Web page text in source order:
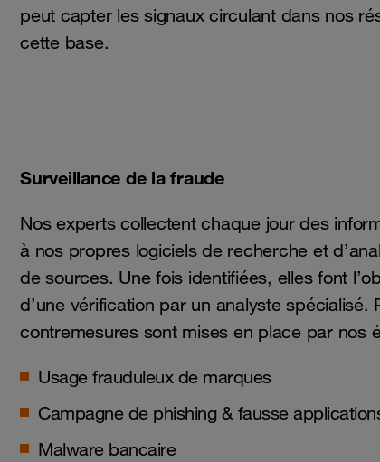
peut capter les signaux circulant dans nos
cette base.
Surveillance de la fraude
Nos experts collectent chaque jour des
à nos propres logiciels de recherche et
de sources. Une fois identifiées, elles font
d’une vérification par un analyste spécialisé.
contremesures sont mises en place par nos
Usage frauduleux de marques
Campagne de phishing & fausse
Malware bancaire